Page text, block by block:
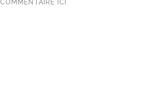
COMMENTAIRE ICI